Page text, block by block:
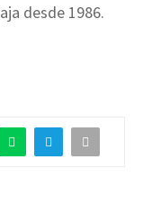
desde 1986.